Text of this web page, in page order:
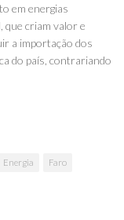
em energias
criam valor e
a importação dos
do país, contrariando
Energia Faro